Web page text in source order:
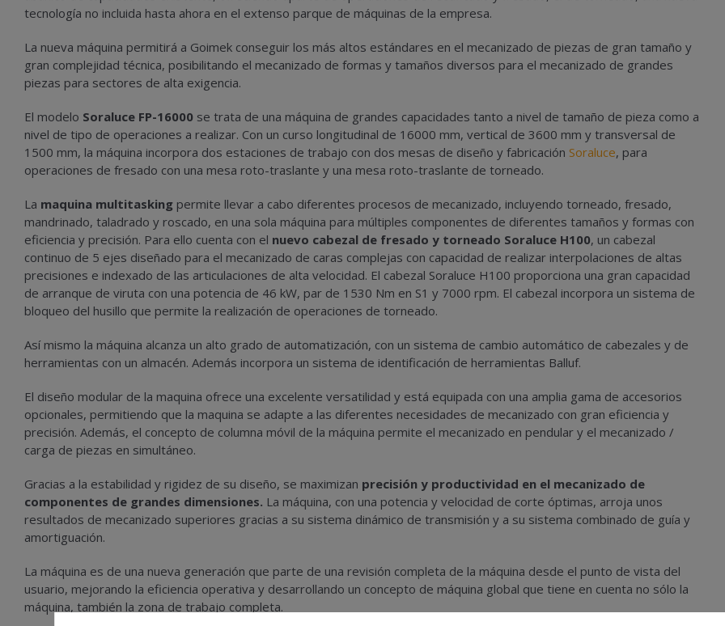
tecnología no incluida hasta ahora en el extenso parque de máquinas de la empresa.
La nueva máquina permitirá a Goimek conseguir los más altos estándares en el mecanizado de piezas de gran tamaño y
gran complejidad técnica, posibilitando el mecanizado de formas y tamaños diversos para el mecanizado de grandes
piezas para sectores de alta exigencia.
El modelo Soraluce FP-16000 se trata de una máquina de grandes capacidades tanto a nivel de tamaño de pieza como a
nivel de tipo de operaciones a realizar. Con un curso longitudinal de 16000 mm, vertical de 3600 mm y transversal de
1500 mm, la máquina incorpora dos estaciones de trabajo con dos mesas de diseño y fabricación Soraluce, para
operaciones de fresado con una mesa roto-traslante y una mesa roto-traslante de torneado.
La maquina multitasking permite llevar a cabo diferentes procesos de mecanizado, incluyendo torneado, fresado,
mandrinado, taladrado y roscado, en una sola máquina para múltiples componentes de diferentes tamaños y formas con
eficiencia y precisión. Para ello cuenta con el nuevo cabezal de fresado y torneado Soraluce H100, un cabezal
continuo de 5 ejes diseñado para el mecanizado de caras complejas con capacidad de realizar interpolaciones de altas
precisiones e indexado de las articulaciones de alta velocidad. El cabezal Soraluce H100 proporciona una gran capacidad
de arranque de viruta con una potencia de 46 kW, par de 1530 Nm en S1 y 7000 rpm. El cabezal incorpora un sistema de
bloqueo del husillo que permite la realización de operaciones de torneado.
Así mismo la máquina alcanza un alto grado de automatización, con un sistema de cambio automático de cabezales y de
herramientas con un almacén. Además incorpora un sistema de identificación de herramientas Balluf.
El diseño modular de la maquina ofrece una excelente versatilidad y está equipada con una amplia gama de accesorios
opcionales, permitiendo que la maquina se adapte a las diferentes necesidades de mecanizado con gran eficiencia y
precisión. Además, el concepto de columna móvil de la máquina permite el mecanizado en pendular y el mecanizado /
carga de piezas en simultáneo.
Gracias a la estabilidad y rigidez de su diseño, se maximizan precisión y productividad en el mecanizado de
componentes de grandes dimensiones. La máquina, con una potencia y velocidad de corte óptimas, arroja unos
resultados de mecanizado superiores gracias a su sistema dinámico de transmisión y a su sistema combinado de guía y
amortiguación.
La máquina es de una nueva generación que parte de una revisión completa de la máquina desde el punto de vista del
usuario, mejorando la eficiencia operativa y desarrollando un concepto de máquina global que tiene en cuenta no sólo la
máquina, también la zona de trabajo completa.